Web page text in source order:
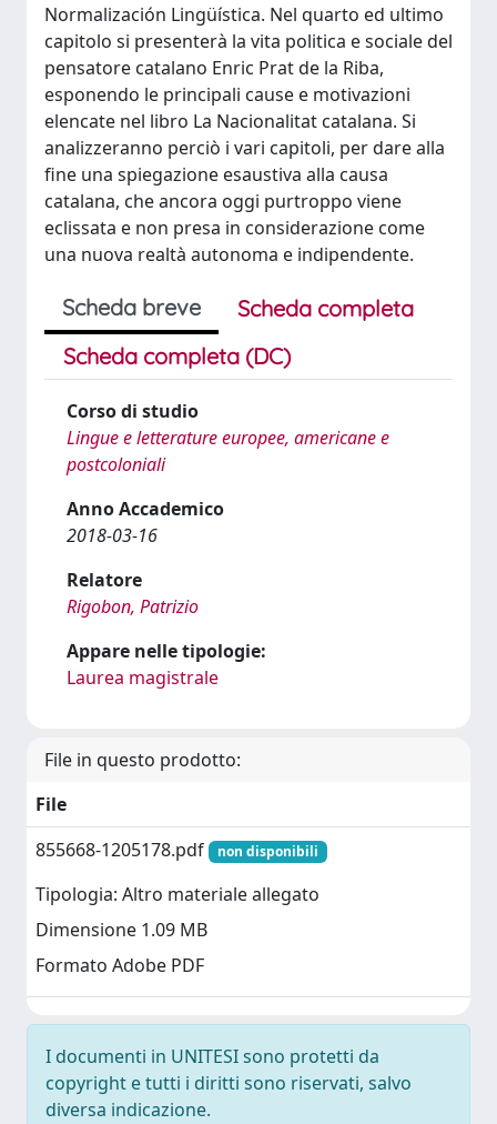
Normalización Lingüística. Nel quarto ed ultimo
capitolo si presenterà la vita politica e sociale del
pensatore catalano Enric Prat de la Riba,
esponendo le principali cause e motivazioni
elencate nel libro La Nacionalitat catalana. Si
analizzeranno perciò i vari capitoli, per dare alla
fine una spiegazione esaustiva alla causa
catalana, che ancora oggi purtroppo viene
eclissata e non presa in considerazione come
una nuova realtà autonoma e indipendente.
Scheda breve
Scheda completa
Scheda completa (DC)
Corso di studio
Lingue e letterature europee, americane e
postcoloniali
Anno Accademico
2018-03-16
Relatore
Rigobon, Patrizio
Appare nelle tipologie:
Laurea magistrale
File in questo prodotto:
File
855668-1205178.pdf
non disponibili
Tipologia: Altro materiale allegato
Dimensione 1.09 MB
Formato Adobe PDF
I documenti in UNITESI sono protetti da
copyright e tutti i diritti sono riservati, salvo
diversa indicazione.